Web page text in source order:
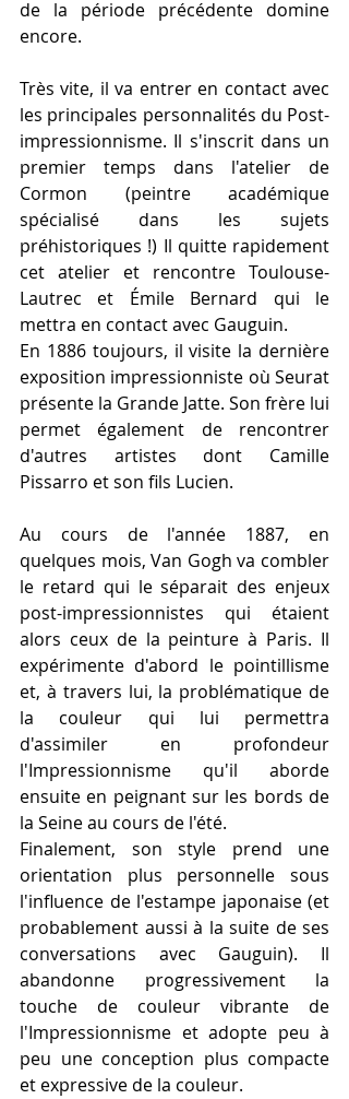
de la période précédente domine
encore.
Très vite, il va entrer en contact avec
les principales personnalités du Post-
impressionnisme. Il s'inscrit dans un
premier temps dans l'atelier de
Cormon (peintre académique
spécialisé dans les sujets
préhistoriques !) Il quitte rapidement
cet atelier et rencontre Toulouse-
Lautrec et Émile Bernard qui le
mettra en contact avec Gauguin.
En 1886 toujours, il visite la dernière
exposition impressionniste où Seurat
présente la Grande Jatte. Son frère lui
permet également de rencontrer
d'autres artistes dont Camille
Pissarro et son fils Lucien.
Au cours de l'année 1887, en
quelques mois, Van Gogh va combler
le retard qui le séparait des enjeux
post-impressionnistes qui étaient
alors ceux de la peinture à Paris. Il
expérimente d'abord le pointillisme
et, à travers lui, la problématique de
la couleur qui lui permettra
d'assimiler en profondeur
l'Impressionnisme qu'il aborde
ensuite en peignant sur les bords de
la Seine au cours de l'été.
Finalement, son style prend une
orientation plus personnelle sous
l'influence de l'estampe japonaise (et
probablement aussi à la suite de ses
conversations avec Gauguin). Il
abandonne progressivement la
touche de couleur vibrante de
l'Impressionnisme et adopte peu à
peu une conception plus compacte
et expressive de la couleur.